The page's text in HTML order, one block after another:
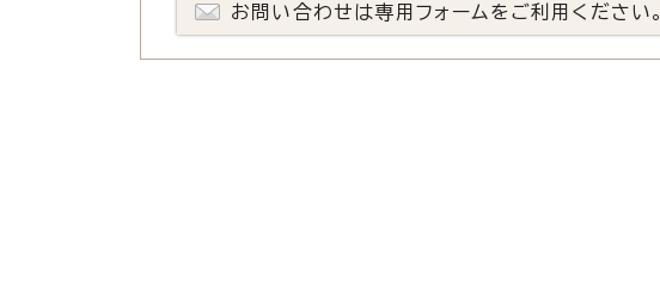
お問い合わせは専用フォームをご利用ください。